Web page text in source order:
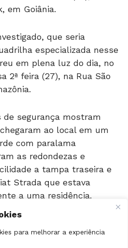
para melhorar a experiência
especializada nesse
em plena luz do dia, no
2ª feira (27), na Rua São
ao local em um
com paralama
as redondezas e
a tampa traseira e
Strada que estava
a uma residência.